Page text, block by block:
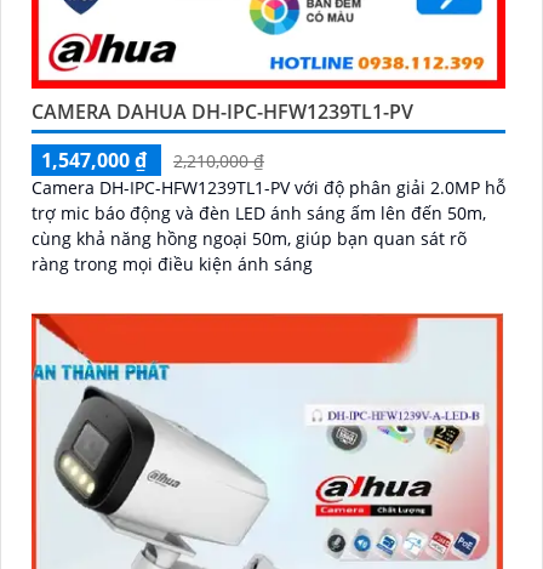
CAMERA DAHUA DH-IPC-HFW1239TL1-PV
1,547,000 ₫
2,210,000 ₫
Camera DH-IPC-HFW1239TL1-PV với độ phân giải 2.0MP hỗ
trợ mic báo động và đèn LED ánh sáng ấm lên đến 50m,
cùng khả năng hồng ngoại 50m, giúp bạn quan sát rõ
ràng trong mọi điều kiện ánh sáng